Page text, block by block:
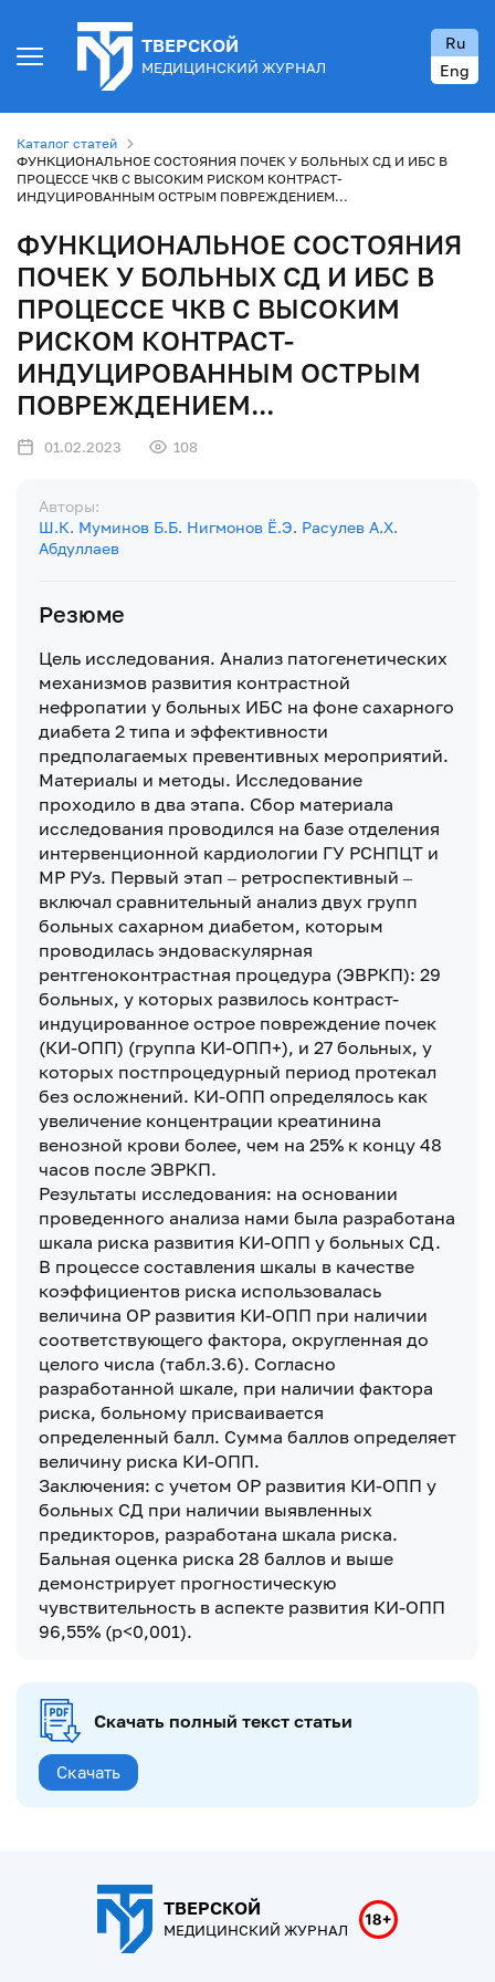
ТВЕРСКОЙ
МЕДИЦИНСКИЙ ЖУРНАЛ
Ru
Eng
Каталог статей
ФУНКЦИОНАЛЬНОЕ СОСТОЯНИЯ ПОЧЕК У БОЛЬНЫХ СД И ИБС В
ПРОЦЕССЕ ЧКВ С ВЫСОКИМ РИСКОМ КОНТРАСТ-
ИНДУЦИРОВАННЫМ ОСТРЫМ ПОВРЕЖДЕНИЕМ...
ФУНКЦИОНАЛЬНОЕ СОСТОЯНИЯ
ПОЧЕК У БОЛЬНЫХ СД И ИБС В
ПРОЦЕССЕ ЧКВ С ВЫСОКИМ
РИСКОМ КОНТРАСТ-
ИНДУЦИРОВАННЫМ ОСТРЫМ
ПОВРЕЖДЕНИЕМ...
01.02.2023 108
Авторы:
Ш.К. Муминов Б.Б. Нигмонов Ё.Э. Расулев А.Х.
Абдуллаев
Резюме
Цель исследования. Анализ патогенетических
механизмов развития контрастной
нефропатии у больных ИБС на фоне сахарного
диабета 2 типа и эффективности
предполагаемых превентивных мероприятий.
Материалы и методы. Исследование
проходило в два этапа. Сбор материала
исследования проводился на базе отделения
интервенционной кардиологии ГУ РСНПЦТ и
МР РУз. Первый этап – ретроспективный –
включал сравнительный анализ двух групп
больных сахарном диабетом, которым
проводилась эндоваскулярная
рентгеноконтрастная процедура (ЭВРКП): 29
больных, у которых развилось контраст-
индуцированное острое повреждение почек
(КИ-ОПП) (группа КИ-ОПП+), и 27 больных, у
которых постпроцедурный период протекал
без осложнений. КИ-ОПП определялось как
увеличение концентрации креатинина
венозной крови более, чем на 25% к концу 48
часов после ЭВРКП.
Результаты исследования: на основании
проведенного анализа нами была разработана
шкала риска развития КИ-ОПП у больных СД.
В процессе составления шкалы в качестве
коэффициентов риска использовалась
величина ОР развития КИ-ОПП при наличии
соответствующего фактора, округленная до
целого числа (табл.3.6). Согласно
разработанной шкале, при наличии фактора
риска, больному присваивается
определенный балл. Сумма баллов определяет
величину риска КИ-ОПП.
Заключения: с учетом ОР развития КИ-ОПП у
больных СД при наличии выявленных
предикторов, разработана шкала риска.
Бальная оценка риска 28 баллов и выше
демонстрирует прогностическую
чувствительность в аспекте развития КИ-ОПП
96,55% (p<0,001).
Скачать полный текст статьи
Скачать
ТВЕРСКОЙ
МЕДИЦИНСКИЙ ЖУРНАЛ